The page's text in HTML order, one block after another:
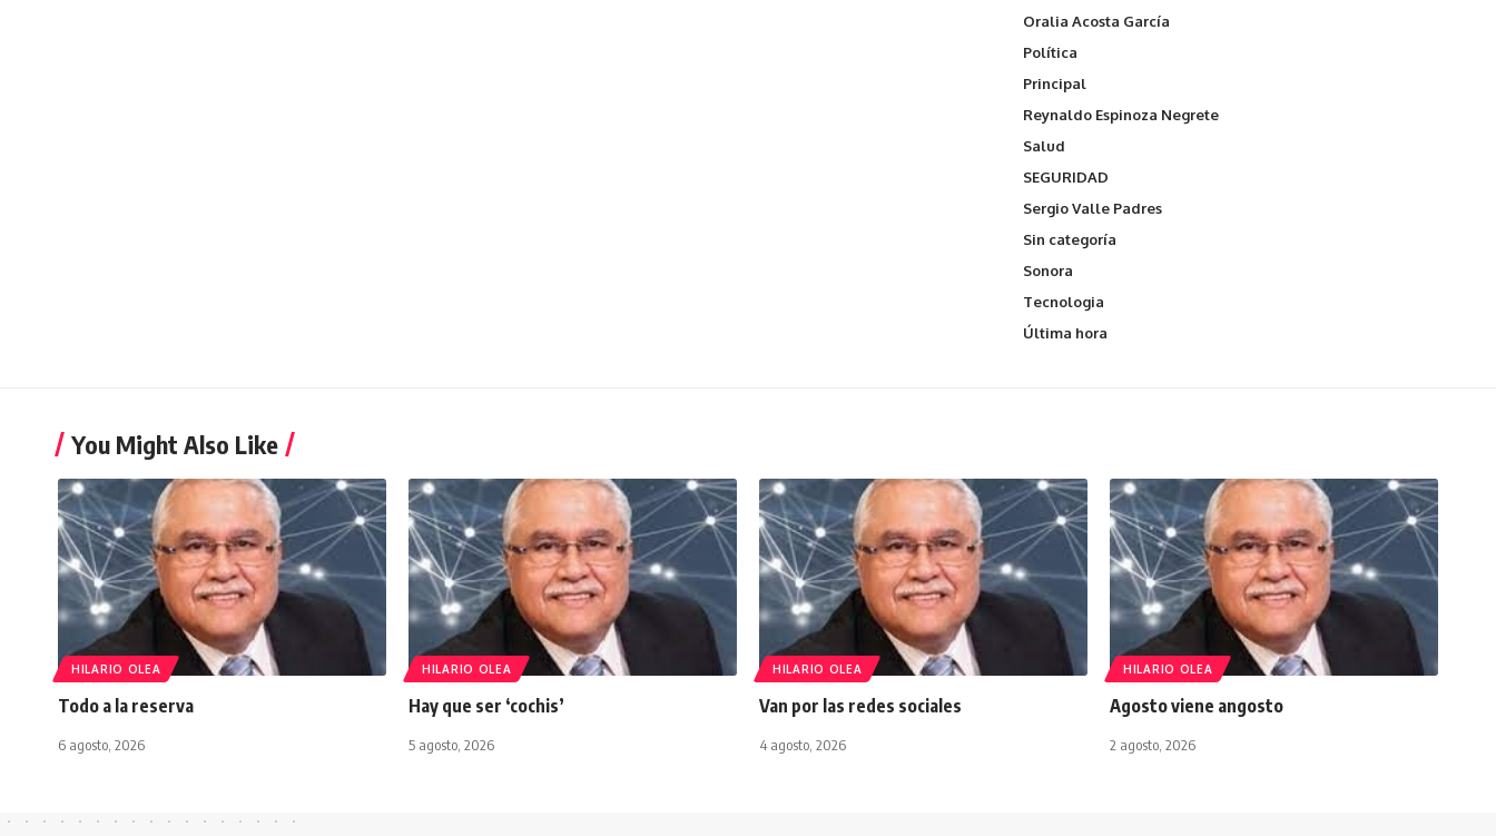
Oralia Acosta García
Política
Principal
Reynaldo Espinoza Negrete
Salud
SEGURIDAD
Sergio Valle Padres
Sin categoría
Sonora
Tecnologia
Última hora
You Might Also Like
HILARIO OLEA
Todo a la reserva
6 agosto, 2026
HILARIO OLEA
Hay que ser ‘cochis’
5 agosto, 2026
HILARIO OLEA
Van por las redes sociales
4 agosto, 2026
HILARIO OLEA
Agosto viene angosto
2 agosto, 2026